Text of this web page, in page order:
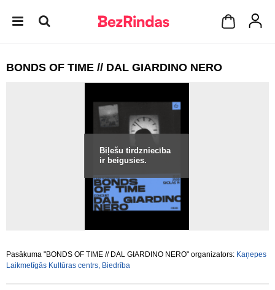
BONDS OF TIME // DAL GIARDINO NERO
Biļešu tirdzniecība
ir beigusies.
Pasākuma "BONDS OF TIME // DAL GIARDINO NERO" organizators: Kaņepes
Laikmetīgās Kultūras centrs, Biedrība